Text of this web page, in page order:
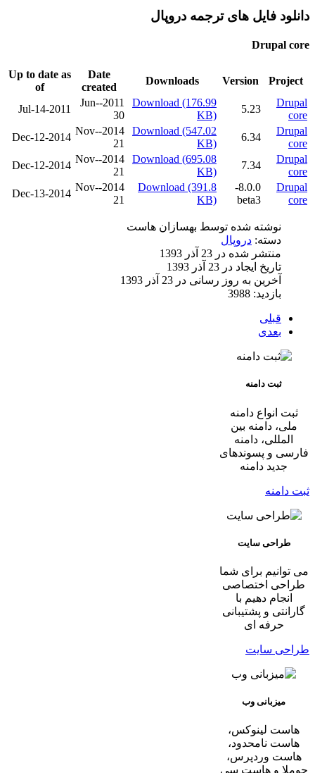
دانلود فایل های ترجمه دروپال
Drupal core
Project
Version
Downloads
Date
created
Up to date as
of
Drupal
core
5.23
Download (176.99
KB)
2011-Jun-
30
2011-Jul-14
Drupal
core
6.34
Download (547.02
KB)
2014-Nov-
21
2014-Dec-12
Drupal
core
7.34
Download (695.08
KB)
2014-Nov-
21
2014-Dec-12
Drupal
core
8.0.0-
beta3
Download (391.8
KB)
2014-Nov-
21
2014-Dec-13
نوشته شده توسط بهسازان هاست
دسته: دروپال
منتشر شده در 23 آذر 1393
تاریخ ایجاد در 23 آذر 1393
آخرین به روز رسانی در 23 آذر 1393
بازدید: 3988
قبلی
بعدی
ثبت دامنه
ثبت انواع دامنه
ملی، دامنه بین
المللی، دامنه
فارسی و پسوندهای
جدید دامنه
ثبت دامنه
طراحی سایت
می توانیم برای شما
طراحی اختصاصی
انجام دهیم با
گارانتی و پشتیبانی
حرفه ای
طراحی سایت
میزبانی وب
هاست لینوکس،
هاست نامحدود،
هاست وردپرس،
جوملا و هاست سی